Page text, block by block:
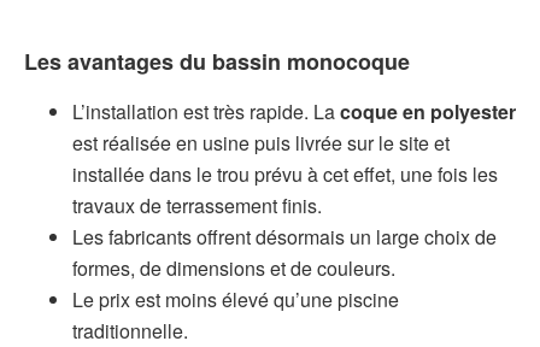
Les avantages du bassin monocoque
L’installation est très rapide. Lacoque en polyester
est réalisée en usine puis livrée sur le site et
installée dans le trou prévu à cet effet, une fois les
travaux de terrassement finis.
Les fabricants offrent désormais un large choix de
formes, de dimensions et de couleurs.
Le prix est moins élevé qu’une piscine
traditionnelle.